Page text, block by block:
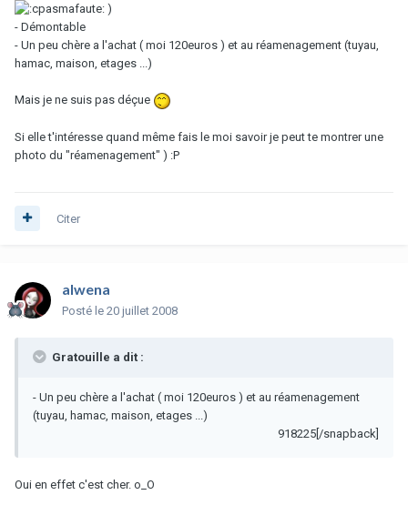
)
- Démontable
- Un peu chère a l'achat ( moi 120euros ) et au réamenagement (tuyau,
hamac, maison, etages ...)
Mais je ne suis pas déçue
Si elle t'intéresse quand même fais le moi savoir je peut te montrer une
photo du "réamenagement" ) :P
Citer
alwena
Posté le 20 juillet 2008
Gratouille a dit :
- Un peu chère a l'achat ( moi 120euros ) et au réamenagement
(tuyau, hamac, maison, etages ...)
918225[/snapback]
Oui en effet c'est cher. o_O